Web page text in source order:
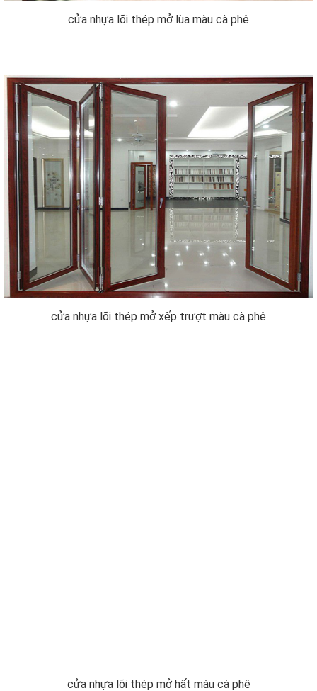
cửa nhựa lõi thép mở lùa màu cà phê
cửa nhựa lõi thép mở xếp trượt màu cà phê
cửa nhựa lõi thép mở hất màu cà phê